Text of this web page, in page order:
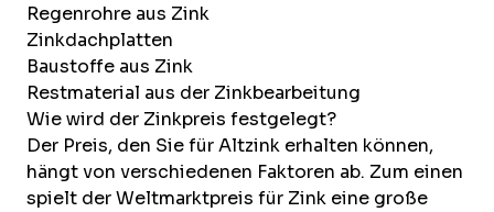
Regenrohre aus Zink
Zinkdachplatten
Baustoffe aus Zink
Restmaterial aus der Zinkbearbeitung
Wie wird der Zinkpreis festgelegt?
Der Preis, den Sie für Altzink erhalten können,
hängt von verschiedenen Faktoren ab. Zum einen
spielt der Weltmarktpreis für Zink eine große